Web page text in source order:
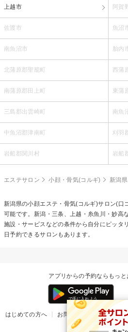
上越市 阿賀
佐渡市 魚沼
南魚沼市 胎内
北蒲原郡聖籠町 西蒲
南蒲原郡田上町 東蒲
三島郡出雲崎町 南魚
中魚沼郡津南町 刈羽
岩船郡関川村 岩船
エステサロン 小顔・骨気(コルギ) 新潟県
新潟県の小顔エステ・骨気(コルギ)サロン(口
可能です。新潟・三条、上越・糸魚川・妙高
施設・サービスなどの条件から自分にピッタ
日予約できるサロンもあります。
アプリからの予約ならもっと
はじめての方へ お問い合わせ ヘルプ
掲載ご希望のサロン